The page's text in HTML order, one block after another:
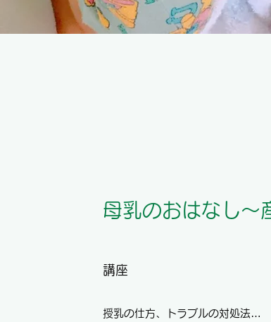
母乳のおはなし～
講座
授乳の仕方、トラブルの対処法…